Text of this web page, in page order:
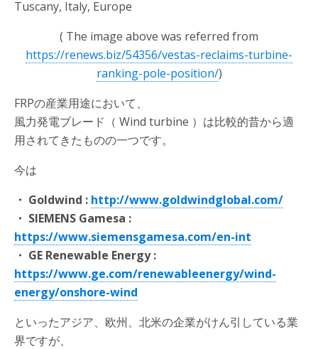
Tuscany, Italy, Europe
( The image above was referred from
https://renews.biz/54356/vestas-reclaims-turbine-
ranking-pole-position/)
FRPの産業用途において、
風力発電ブレード（ Wind turbine ）は比較的昔から適
用されてきたものの一つです。
今は
・ Goldwind : http://www.goldwindglobal.com/
・ SIEMENS Gamesa :
https://www.siemensgamesa.com/en-int
・ GE Renewable Energy :
https://www.ge.com/renewableenergy/wind-
energy/onshore-wind
といったアジア、欧州、北米の企業がけん引している業
界ですが、